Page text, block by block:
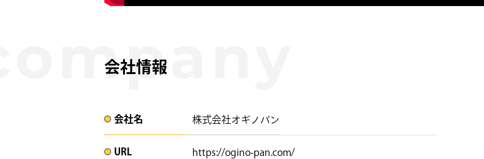
会社情報
会社名​ 株式会社オギノパン
URL https://ogino-pan.com/